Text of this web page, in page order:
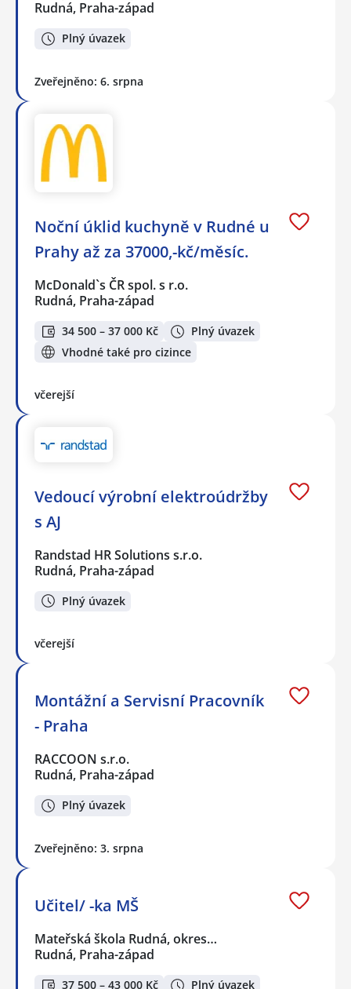
Rudná, Praha-západ
Plný úvazek
Zveřejněno: 6. srpna
Noční úklid kuchyně v Rudné u
Prahy až za 37000,-kč/měsíc.
McDonald`s ČR spol. s r.o.
Rudná, Praha-západ
34 500 – 37 000 Kč
Plný úvazek
Vhodné také pro cizince
včerejší
Vedoucí výrobní elektroúdržby
s AJ
Randstad HR Solutions s.r.o.
Rudná, Praha-západ
Plný úvazek
včerejší
Montážní a Servisní Pracovník
- Praha
RACCOON s.r.o.
Rudná, Praha-západ
Plný úvazek
Zveřejněno: 3. srpna
Učitel/ -ka MŠ
Mateřská škola Rudná, okres…
Rudná, Praha-západ
37 500 – 43 000 Kč Plný úvazek